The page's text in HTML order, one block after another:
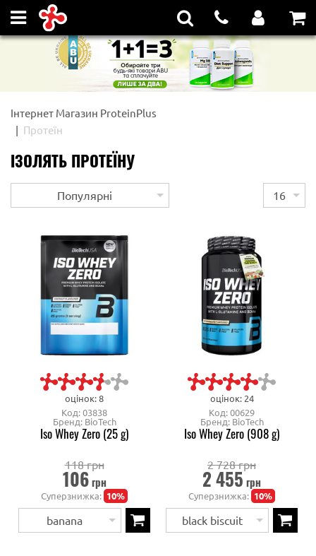
Інтернет Магазин ProteinPlus
Протеїн
ІЗОЛЯТЬ ПРОТЕЇНУ
Популярні 16
оцінок: 8
Код: 03838
Бренд: BioTech
Iso Whey Zero (25 g)
118 грн
106грн
Суперзнижка: 10%
banana
оцінок: 24
Код: 00629
Бренд: BioTech
Iso Whey Zero (908 g)
2 728 грн
2 455 грн
Суперзнижка: 10%
black biscuit